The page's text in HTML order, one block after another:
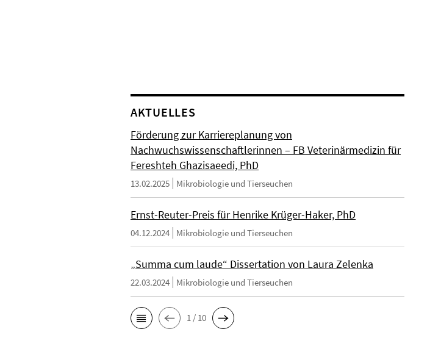
AKTUELLES
Förderung zur Karriereplanung von
Nachwuchswissenschaftlerinnen – FB Veterinärmedizin für
Fereshteh Ghazisaeedi, PhD
13.02.2025 Mikrobiologie und Tierseuchen
Ernst-Reuter-Preis für Henrike Krüger-Haker, PhD
04.12.2024 Mikrobiologie und Tierseuchen
„Summa cum laude“ Dissertation von Laura Zelenka
22.03.2024 Mikrobiologie und Tierseuchen
1 / 10